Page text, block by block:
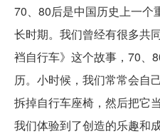
70、80后是中国历史上一个
长时期。我们曾经有很多共
裆自行车》这个故事，70、
历。小时候，我们常常会自
拆掉自行车座椅，然后把它
我们体验到了创造的乐趣和